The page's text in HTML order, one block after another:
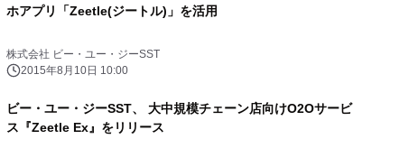
ホアプリ「Zeetle(ジートル)」を活用
株式会社 ビー・ユー・ジーSST
2015年8月10日 10:00
ビー・ユー・ジーSST、 大中規模チェーン店向けO2Oサービ
ス『Zeetle Ex』をリリース